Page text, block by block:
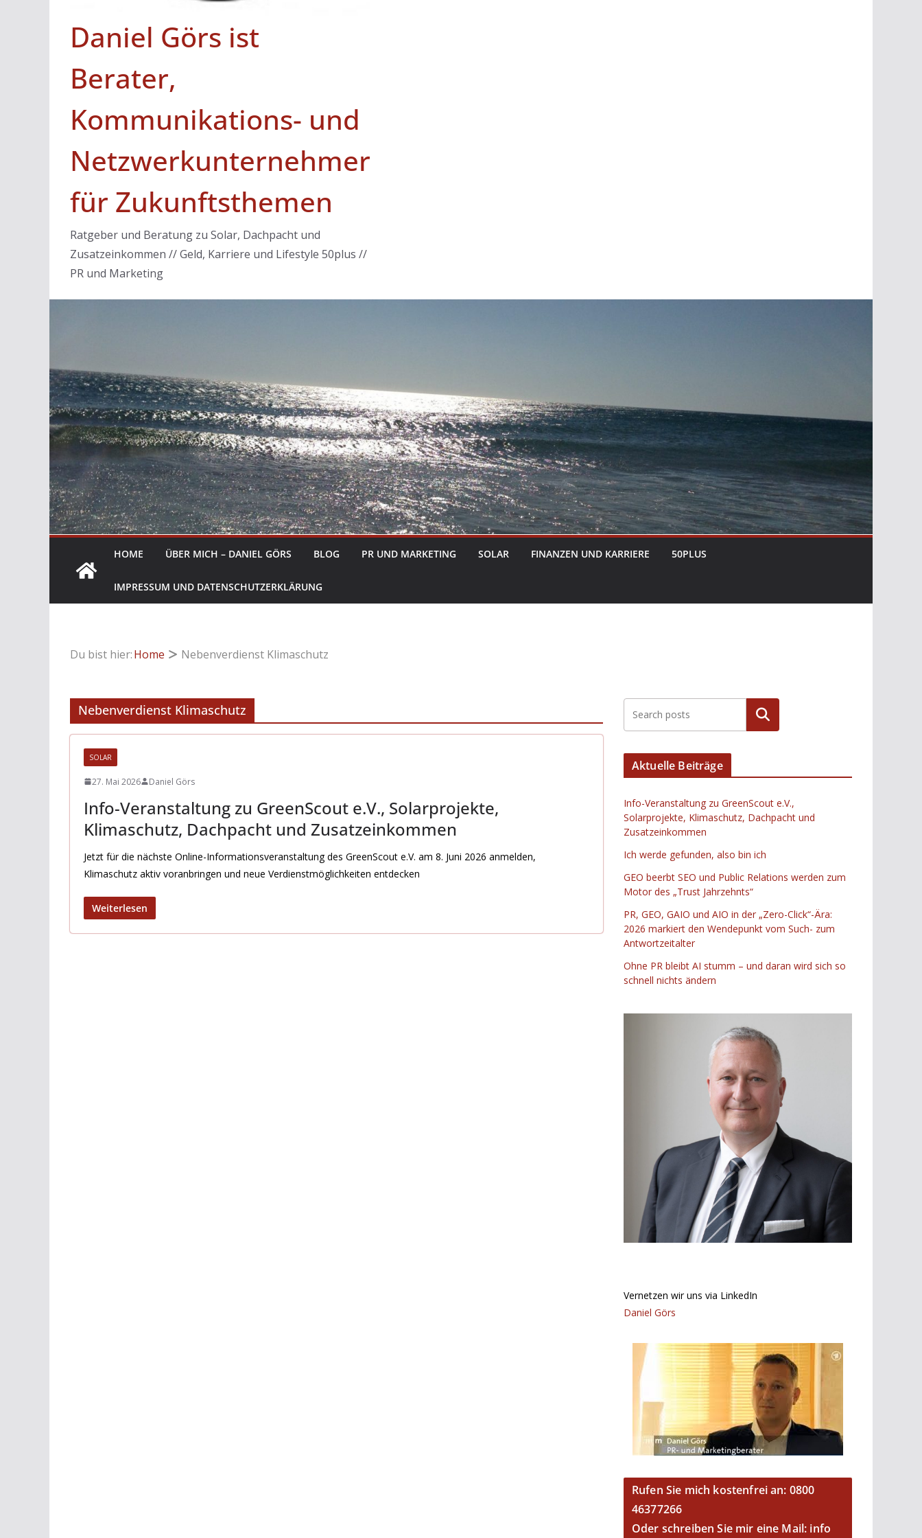
Daniel Görs ist
Berater,
Kommunikations- und
Netzwerkunternehmer
für Zukunftsthemen
Ratgeber und Beratung zu Solar, Dachpacht und
Zusatzeinkommen // Geld, Karriere und Lifestyle 50plus //
PR und Marketing
HOME ÜBER MICH – DANIEL GÖRS BLOG PR UND MARKETING SOLAR FINANZEN UND KARRIERE 50PLUS
IMPRESSUM UND DATENSCHUTZERKLÄRUNG
Du bist hier:Home Nebenverdienst Klimaschutz
Nebenverdienst Klimaschutz
SOLAR
27. Mai 2026 Daniel Görs
Info-Veranstaltung zu GreenScout e.V., Solarprojekte,
Klimaschutz, Dachpacht und Zusatzeinkommen
Jetzt für die nächste Online-Informationsveranstaltung des GreenScout e.V. am 8. Juni 2026 anmelden,
Klimaschutz aktiv voranbringen und neue Verdienstmöglichkeiten entdecken
Weiterlesen
Suchen
Aktuelle Beiträge
Info-Veranstaltung zu GreenScout e.V.,
Solarprojekte, Klimaschutz, Dachpacht und
Zusatzeinkommen
Ich werde gefunden, also bin ich
GEO beerbt SEO und Public Relations werden zum
Motor des „Trust Jahrzehnts“
PR, GEO, GAIO und AIO in der „Zero-Click“-Ära:
2026 markiert den Wendepunkt vom Such- zum
Antwortzeitalter
Ohne PR bleibt AI stumm – und daran wird sich so
schnell nichts ändern
Vernetzen wir uns via LinkedIn
Daniel Görs
Rufen Sie mich kostenfrei an: 0800
46377266
Oder schreiben Sie mir eine Mail: info